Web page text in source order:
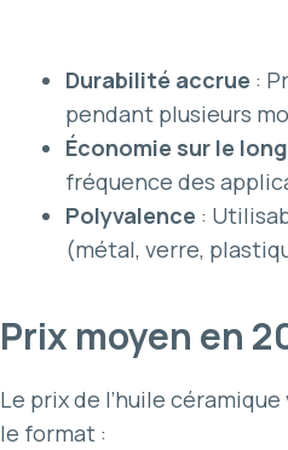
Durabilité accrue :
pendant plusieurs
Économie sur le
fréquence des
Polyvalence :
(métal, verre,
Prix moyen en
Le prix de l’huile
le format :